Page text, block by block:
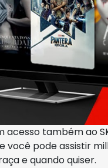
acesso também ao
você pode assistir
e quando quiser.